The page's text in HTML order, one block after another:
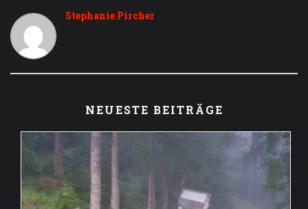
Stephanie Pircher
NEUESTE BEITRÄGE